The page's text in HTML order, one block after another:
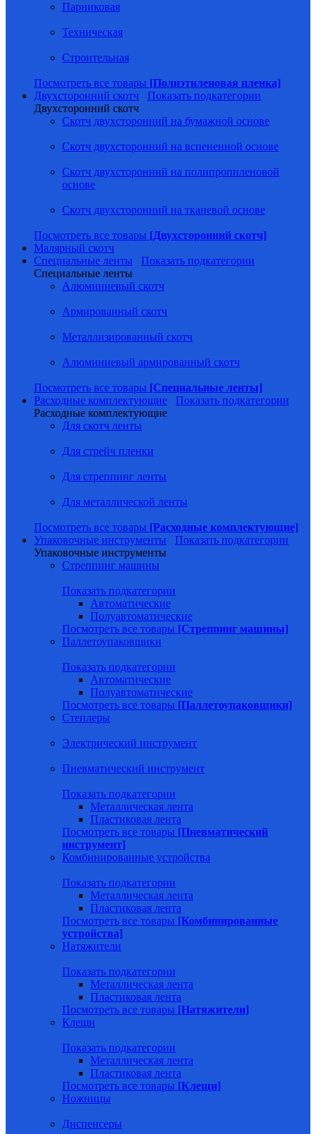
Парниковая
Техническая
Строительная
Посмотреть все товары [Полиэтиленовая пленка]
Двухсторонний скотч
Показать подкатегории
Двухсторонний скотч
Скотч двухсторонний на бумажной основе
Скотч двухсторонний на вспененной основе
Скотч двухсторонний на полипропиленовой
основе
Скотч двухсторонний на тканевой основе
Посмотреть все товары [Двухсторонний скотч]
Малярный скотч
Специальные ленты
Показать подкатегории
Специальные ленты
Алюминиевый скотч
Армированный скотч
Металлизированный скотч
Алюминиевый армированный скотч
Посмотреть все товары [Специальные ленты]
Расходные комплектующие
Показать подкатегории
Расходные комплектующие
Для скотч ленты
Для стрейч пленки
Для стреппинг ленты
Для металлической ленты
Посмотреть все товары [Расходные комплектующие]
Упаковочные инструменты
Показать подкатегории
Упаковочные инструменты
Стреппинг машины
Показать подкатегории
Автоматические
Полуавтоматические
Посмотреть все товары [Стреппинг машины]
Паллетоупаковщики
Показать подкатегории
Автоматические
Полуавтоматические
Посмотреть все товары [Паллетоупаковщики]
Степлеры
Электрический инструмент
Пневматический инструмент
Показать подкатегории
Металлическая лента
Пластиковая лента
Посмотреть все товары [Пневматический
инструмент]
Комбинированные устройства
Показать подкатегории
Металлическая лента
Пластиковая лента
Посмотреть все товары [Комбинированные
устройства]
Натяжители
Показать подкатегории
Металлическая лента
Пластиковая лента
Посмотреть все товары [Натяжители]
Клещи
Показать подкатегории
Металлическая лента
Пластиковая лента
Посмотреть все товары [Клещи]
Ножницы
Диспенсеры